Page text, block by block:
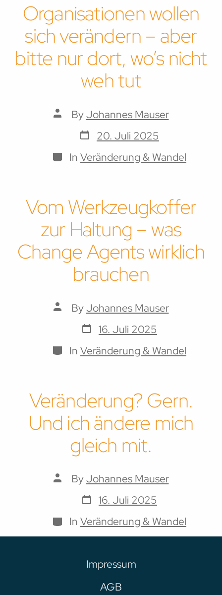
Organisationen wollen
sich verändern – aber
bitte nur dort, wo’s nicht
weh tut
Post
author
ByJohannes Mauser
Post
date
20. Juli 2025
Categories
In Veränderung & Wandel
Vom Werkzeugkoffer
zur Haltung – was
Change Agents wirklich
brauchen
Post
author
ByJohannes Mauser
Post
date
16. Juli 2025
Categories
In Veränderung & Wandel
Veränderung? Gern.
Und ich ändere mich
gleich mit.
Post
author
ByJohannes Mauser
Post
date
16. Juli 2025
Categories
In Veränderung & Wandel
Impressum
AGB